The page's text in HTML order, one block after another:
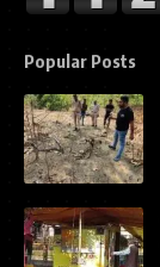
Popular Posts